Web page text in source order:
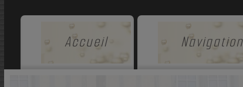
Accueil Navigation